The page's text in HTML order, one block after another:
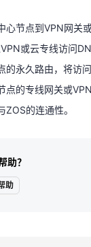
心节点到VPN网关
或云专线访问
的永久路由，将访
点的专线网关或
的连通性。
助？
助